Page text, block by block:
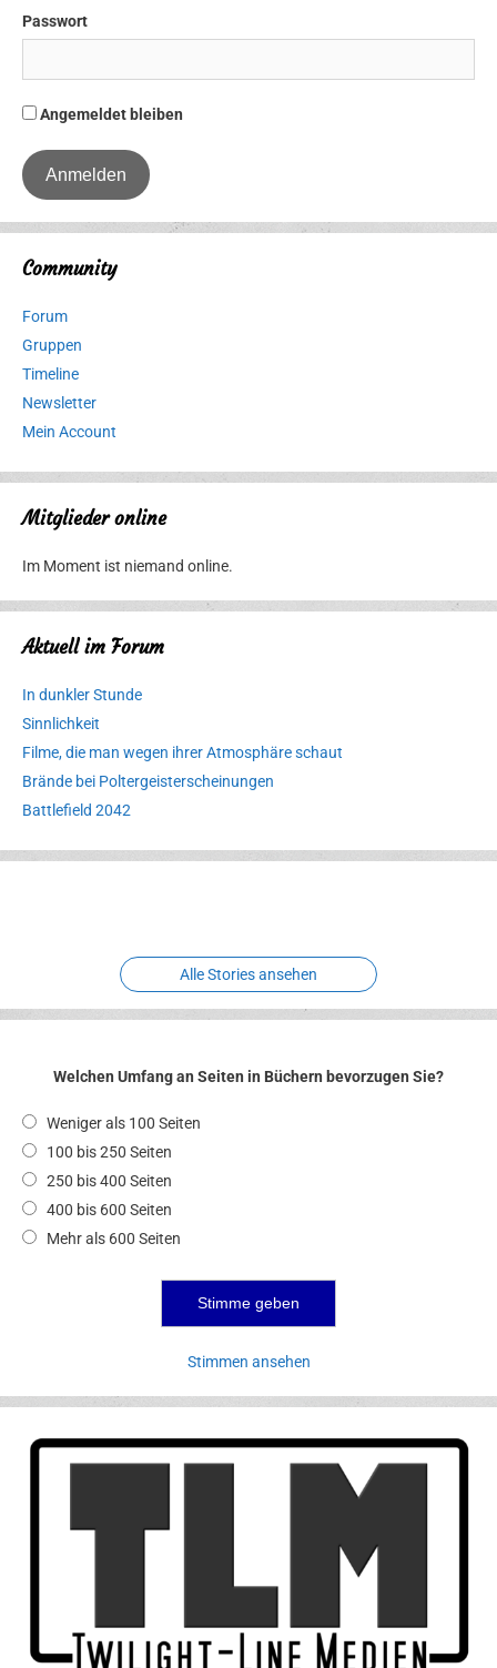
Passwort
Angemeldet bleiben
Community
Forum
Gruppen
Timeline
Newsletter
Mein Account
Mitglieder online
Im Moment ist niemand online.
Aktuell im Forum
In dunkler Stunde
Sinnlichkeit
Filme, die man wegen ihrer Atmosphäre schaut
Brände bei Poltergeisterscheinungen
Battlefield 2042
Erlebnispark
Verbotene
Alle Stories ansehen
Welchen Umfang an Seiten in Büchern bevorzugen Sie?
Weniger als 100 Seiten
100 bis 250 Seiten
250 bis 400 Seiten
400 bis 600 Seiten
Mehr als 600 Seiten
Stimmen ansehen